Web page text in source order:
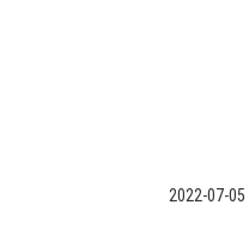
2022-07-05